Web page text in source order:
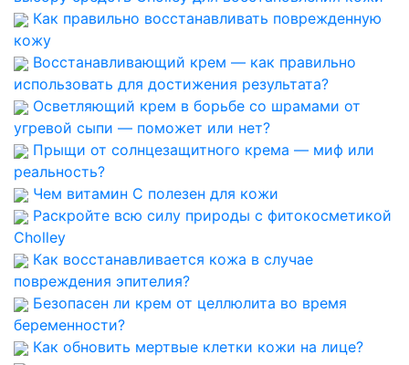
Как правильно восстанавливать поврежденную
кожу
Восстанавливающий крем — как правильно
использовать для достижения результата?
Осветляющий крем в борьбе со шрамами от
угревой сыпи — поможет или нет?
Прыщи от солнцезащитного крема — миф или
реальность?
Чем витамин С полезен для кожи
Раскройте всю силу природы с фитокосметикой
Cholley
Как восстанавливается кожа в случае
повреждения эпителия?
Безопасен ли крем от целлюлита во время
беременности?
Как обновить мертвые клетки кожи на лице?